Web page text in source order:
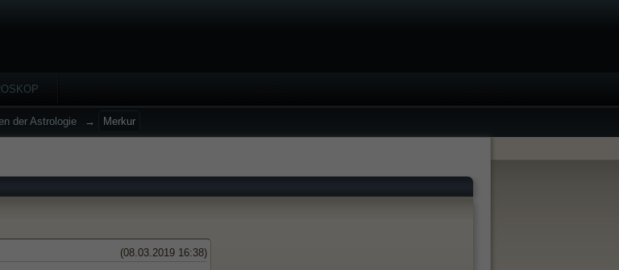
der Astrologie → Merkur
(08.03.2019 16:38)